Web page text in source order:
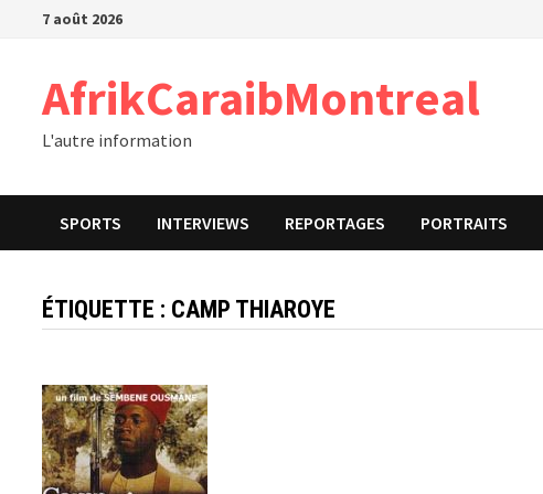
Passer7 août 2026
AfrikCaraibMontreal
L'autre information
SPORTS INTERVIEWS REPORTAGES PORTRAITS
ÉTIQUETTE : CAMP THIAROYE